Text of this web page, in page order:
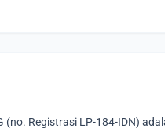
(no. Registrasi LP-184-IDN)